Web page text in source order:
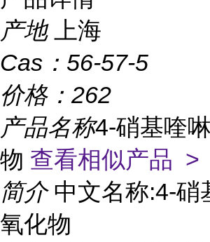
产地
上海
Cas： 56-57-5
价格： 262
产品名称4-硝基喹
物 查看相似产品 >
简介 中文名称:4-硝
氧化物